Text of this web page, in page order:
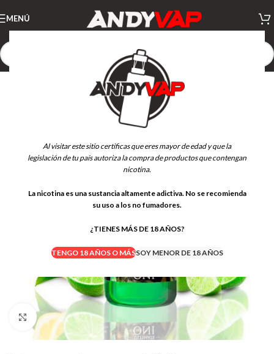
Al visitar este sitio certificas que eres mayor de edad y que la
legislación de tu país autoriza la compra de productos que contengan
nicotina.
La nicotina es una sustancia altamente adictiva. No se recomienda
su uso a los no fumadores.
¿TIENES MÁS DE 18 AÑOS?
TENGO 18 AÑOS O MÁSSOY MENOR DE 18 AÑOS
MENÚ
Clic para ampliar